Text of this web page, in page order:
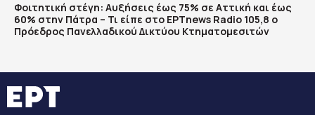
Φοιτητική στέγη: Αυξήσεις έως 75% σε Αττική και έως
60% στην Πάτρα – Τι είπε στο ΕΡΤnews Radio 105,8 ο
Πρόεδρος Πανελλαδικού Δικτύου Κτηματομεσιτών